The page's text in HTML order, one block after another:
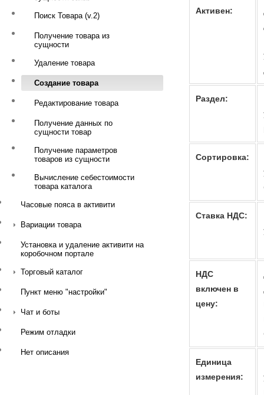
Поиск Товара (v.2)
Получение товара из
сущности
Удаление товара
Создание товара
Редактирование товара
Получение данных по
сущности товар
Получение параметров
товаров из сущности
Вычисление себестоимости
товара каталога
Часовые пояса в активити
Вариации товара
Установка и удаление активити на
коробочном портале
Торговый каталог
Пункт меню "настройки"
Чат и боты
Режим отладки
Нет описания
Активен:
Раздел:
Сортировка:
Ставка НДС:
НДС
включен в
цену:
Единица
измерения: